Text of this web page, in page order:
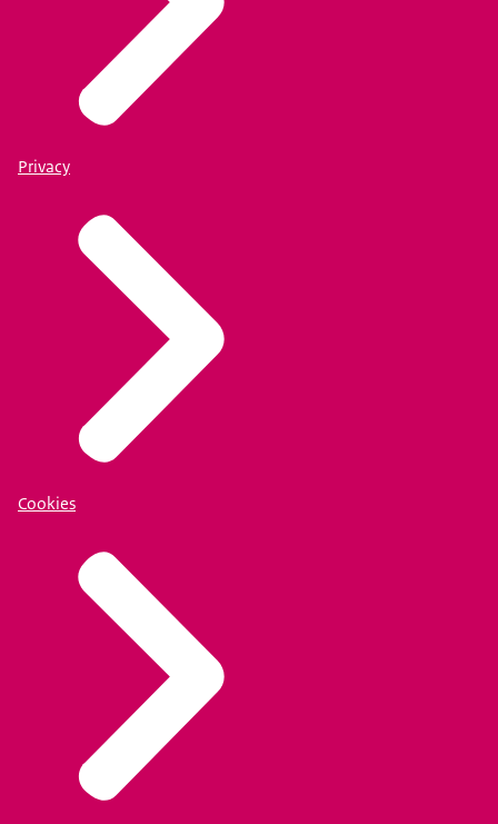
Privacy
Cookies